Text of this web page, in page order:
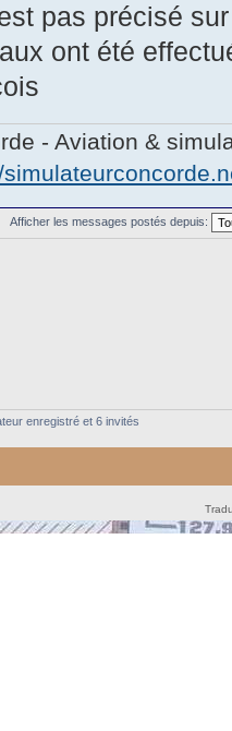
pas précisé
ont été
- Aviation &
Afficher les messages postés depuis:
enregistré et 6 invités